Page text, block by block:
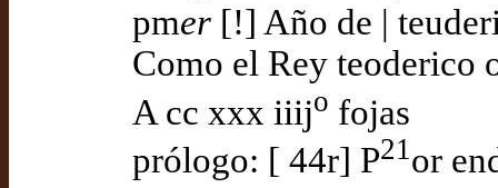
pmer [!] Año de |
Como el Rey teoderico
A cc xxx iiijo fojas
prólogo: [ 44r] P21or